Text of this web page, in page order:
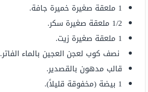
1 ملعقة صغيرة خميرة جافة.
1/2 ملعقة صغيرة سكر.
1 ملعقة صغيرة زيت.
نصف كوب لعجن العجين بالماء الفاتر.
قالب مدهون بالقصدير.
1 بيضة (مخفوقة قليلاً).